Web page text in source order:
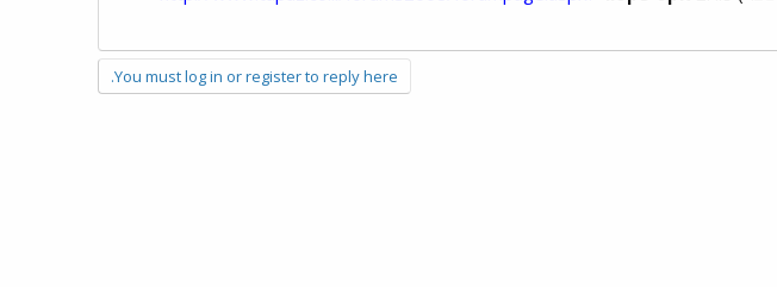
You must log in or register to reply here.